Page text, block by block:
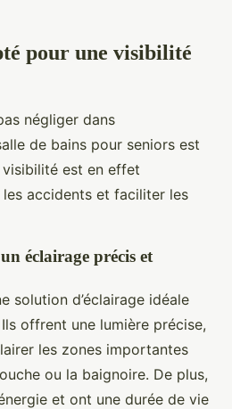
pour une visibilité
négliger dans
de bains pour seniors est
visibilité est en effet
accidents et faciliter les
éclairage précis et
solution d’éclairage idéale
offrent une lumière précise,
les zones importantes
ou la baignoire. De plus,
et ont une durée de vie